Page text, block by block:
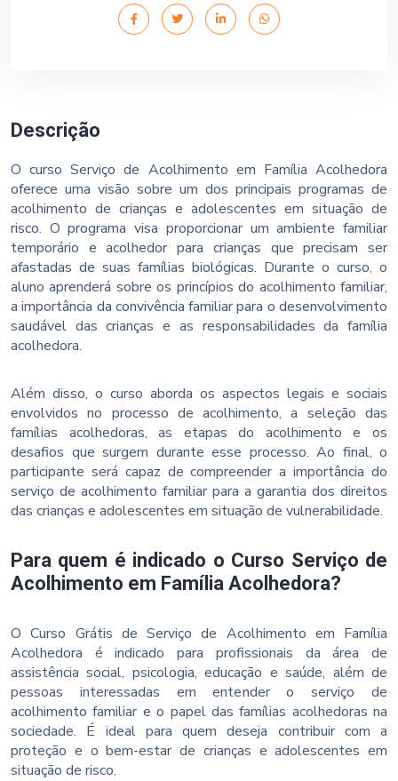
Descrição
O curso Serviço de Acolhimento em Família Acolhedora
oferece uma visão sobre um dos principais programas de
acolhimento de crianças e adolescentes em situação de
risco. O programa visa proporcionar um ambiente familiar
temporário e acolhedor para crianças que precisam ser
afastadas de suas famílias biológicas. Durante o curso, o
aluno aprenderá sobre os princípios do acolhimento familiar,
a importância da convivência familiar para o desenvolvimento
saudável das crianças e as responsabilidades da família
acolhedora.
Além disso, o curso aborda os aspectos legais e sociais
envolvidos no processo de acolhimento, a seleção das
famílias acolhedoras, as etapas do acolhimento e os
desafios que surgem durante esse processo. Ao final, o
participante será capaz de compreender a importância do
serviço de acolhimento familiar para a garantia dos direitos
das crianças e adolescentes em situação de vulnerabilidade.
Para quem é indicado o Curso Serviço de
Acolhimento em Família Acolhedora?
O Curso Grátis de Serviço de Acolhimento em Família
Acolhedora é indicado para profissionais da área de
assistência social, psicologia, educação e saúde, além de
pessoas interessadas em entender o serviço de
acolhimento familiar e o papel das famílias acolhedoras na
sociedade. É ideal para quem deseja contribuir com a
proteção e o bem-estar de crianças e adolescentes em
situação de risco.